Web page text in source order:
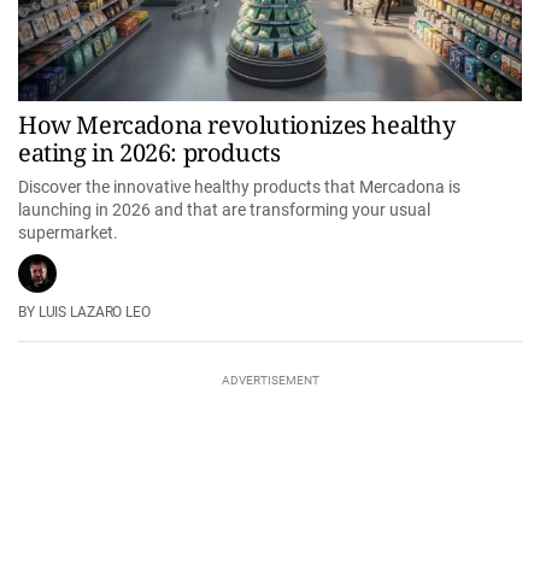
How Mercadona revolutionizes healthy
eating in 2026: products
Discover the innovative healthy products that Mercadona is
launching in 2026 and that are transforming your usual
supermarket.
LUIS LAZARO LEO